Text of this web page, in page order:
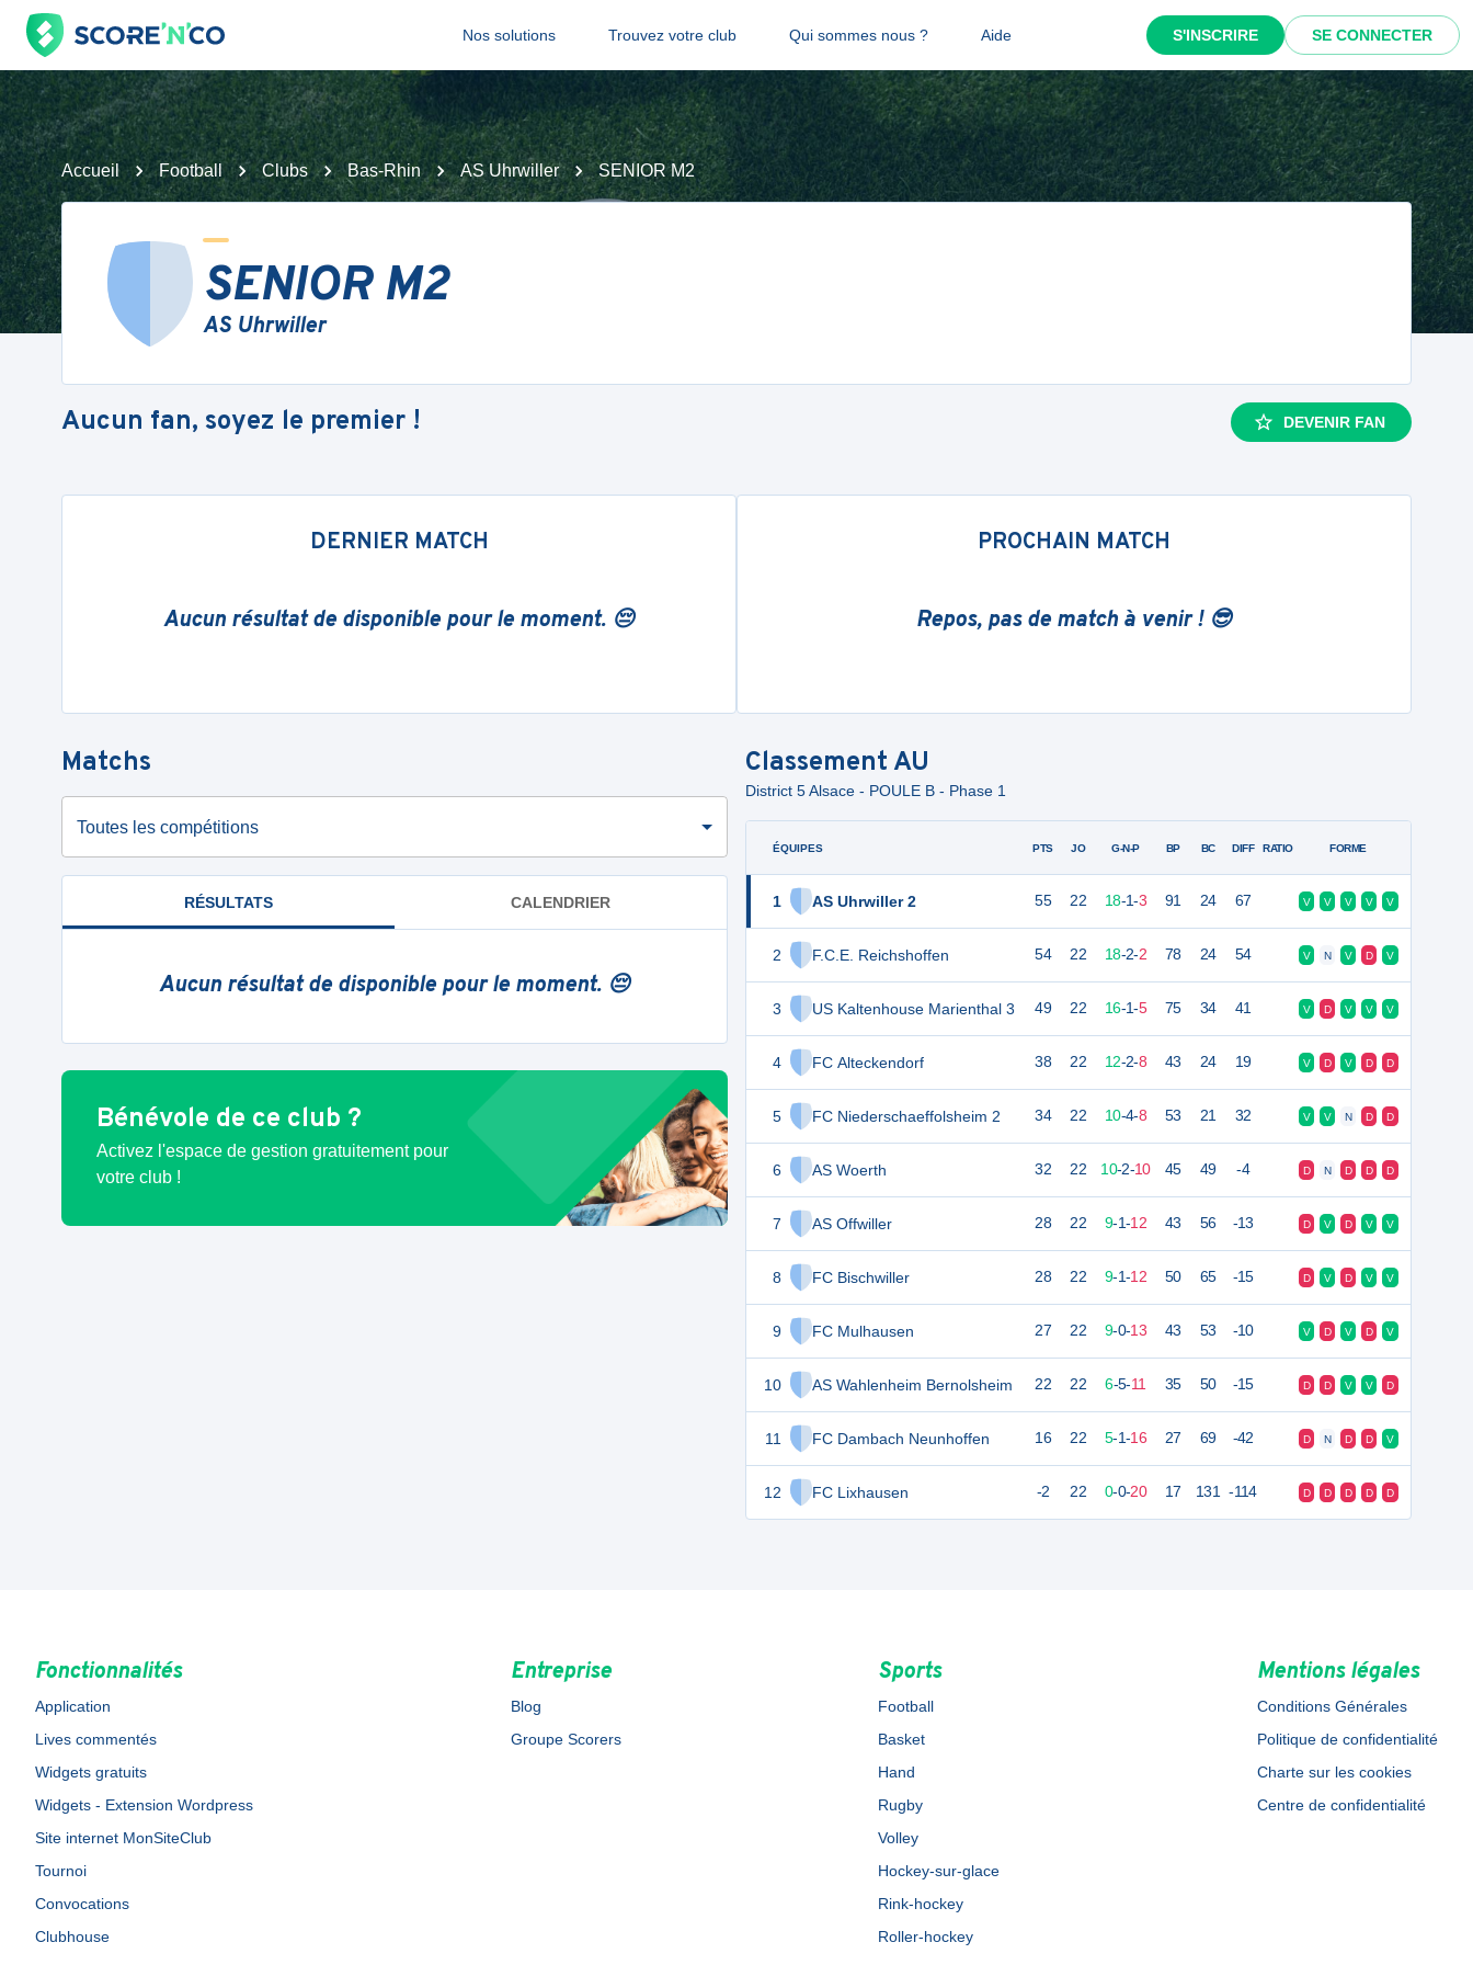
Nos solutions Trouvez votre club Qui sommes nous ? Aide S'INSCRIRE SE CONNECTER
Accueil Football Clubs Bas-Rhin AS Uhrwiller SENIOR M2
SENIOR M2
AS Uhrwiller
Aucun fan, soyez le premier ! DEVENIR FAN
DERNIER MATCH
Aucun résultat de disponible pour le moment. 😔
PROCHAIN MATCH
Repos, pas de match à venir ! 😎
Matchs
Toutes les compétitions
RÉSULTATS CALENDRIER
Aucun résultat de disponible pour le moment. 😔
Bénévole de ce club ?
Activez l'espace de gestion gratuitement pour
votre club !
Classement AU
District 5 Alsace - POULE B - Phase 1
ÉQUIPES
1 AS Uhrwiller 2
2 F.C.E. Reichshoffen
3 US Kaltenhouse Marienthal 3
4 FC Alteckendorf
5 FC Niederschaeffolsheim 2
6 AS Woerth
7 AS Offwiller
8 FC Bischwiller
9 FC Mulhausen
10 AS Wahlenheim Bernolsheim
11 FC Dambach Neunhoffen
12 FC Lixhausen
PTS JO G-N-P BP BC DIFF RATIO FORME
55 22 18-1-3 91 24 67 V V V V V
54 22 18-2-2 78 24 54 V N V D V
49 22 16-1-5 75 34 41 V D V V V
38 22 12-2-8 43 24 19 V D V D D
34 22 10-4-8 53 21 32 V V N D D
32 22 10-2-10 45 49 -4 D N D D D
28 22 9-1-12 43 56 -13 D V D V V
28 22 9-1-12 50 65 -15 D V D V V
27 22 9-0-13 43 53 -10 V D V D V
22 22 6-5-11 35 50 -15 D D V V D
16 22 5-1-16 27 69 -42 D N D D V
-2 22 0-0-20 17 131 -114 D D D D D
Fonctionnalités
Application
Lives commentés
Widgets gratuits
Widgets - Extension Wordpress
Site internet MonSiteClub
Tournoi
Convocations
Clubhouse
Entreprise
Blog
Groupe Scorers
Sports
Football
Basket
Hand
Rugby
Volley
Hockey-sur-glace
Rink-hockey
Roller-hockey
Mentions légales
Conditions Générales
Politique de confidentialité
Charte sur les cookies
Centre de confidentialité